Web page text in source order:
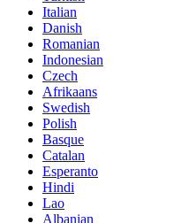
Italian
Danish
Romanian
Indonesian
Czech
Afrikaans
Swedish
Polish
Basque
Catalan
Esperanto
Hindi
Lao
Albanian